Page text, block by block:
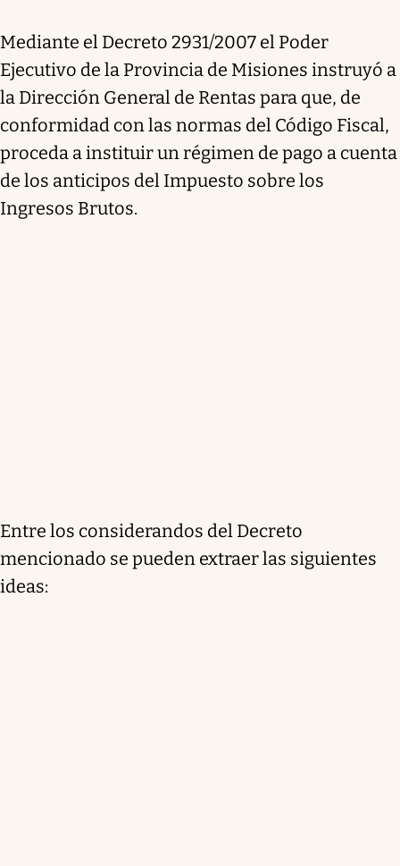
Mediante el Decreto 2931/2007 el Poder
Ejecutivo de la Provincia de Misiones instruyó a
la Dirección General de Rentas para que, de
conformidad con las normas del Código Fiscal,
proceda a instituir un régimen de pago a cuenta
de los anticipos del Impuesto sobre los
Ingresos Brutos.
Entre los considerandos del Decreto
mencionado se pueden extraer las siguientes
ideas: